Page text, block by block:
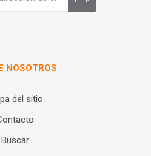
NOSOTROS
del sitio
Buscar